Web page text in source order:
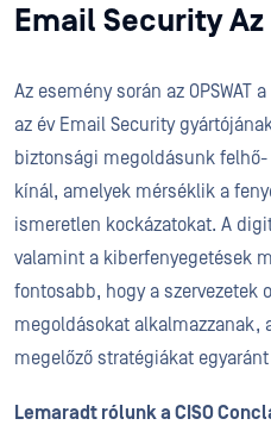
Email Security
Az esemény során az OPSWAT
az év Email Security
biztonsági megoldásunk
kínál, amelyek mérséklik a
ismeretlen kockázatokat. A
valamint a kiberfenyegetések
fontosabb, hogy a szervezetek
megoldásokat alkalmazzanak,
megelőző stratégiákat
Lemaradt rólunk a CISO